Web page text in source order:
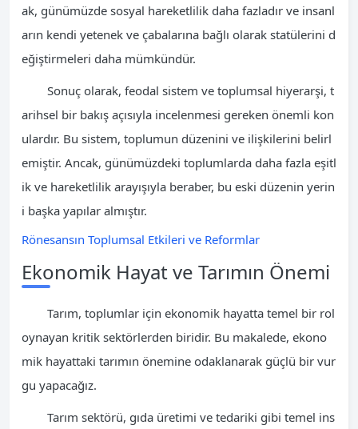
ak, günümüzde sosyal hareketlilik daha fazladır ve insanl
arın kendi yetenek ve çabalarına bağlı olarak statülerini d
eğiştirmeleri daha mümkündür.
Sonuç olarak, feodal sistem ve toplumsal hiyerarşi, t
arihsel bir bakış açısıyla incelenmesi gereken önemli kon
ulardır. Bu sistem, toplumun düzenini ve ilişkilerini belirl
emiştir. Ancak, günümüzdeki toplumlarda daha fazla eşitl
ik ve hareketlilik arayışıyla beraber, bu eski düzenin yerin
i başka yapılar almıştır.
Rönesansın Toplumsal Etkileri ve Reformlar
Ekonomik Hayat ve Tarımın Önemi
Tarım, toplumlar için ekonomik hayatta temel bir rol
oynayan kritik sektörlerden biridir. Bu makalede, ekono
mik hayattaki tarımın önemine odaklanarak güçlü bir vur
gu yapacağız.
Tarım sektörü, gıda üretimi ve tedariki gibi temel ins